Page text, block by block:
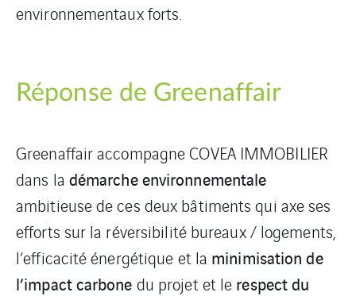
environnementaux forts.
Réponse de Greenaffair
Greenaffair accompagne COVEA IMMOBILIER
dans la démarche environnementale
ambitieuse de ces deux bâtiments qui axe ses
efforts sur la réversibilité bureaux / logements,
l’efficacité énergétique et la minimisation de
l’impact carbone du projet et le respect du